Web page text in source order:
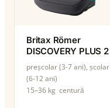
Britax Römer
DISCOVERY PLUS 2
preșcolar (3-7 ani), școlar
(6-12 ani)
15–36 kg centură